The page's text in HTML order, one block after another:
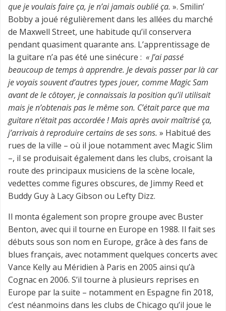
que je voulais faire ça, je n’ai jamais oublié ça. ». Smilin’
Bobby a joué régulièrement dans les allées du marché
de Maxwell Street, une habitude qu’il conservera
pendant quasiment quarante ans. L’apprentissage de
la guitare n’a pas été une sinécure : «J’ai passé
beaucoup de temps à apprendre. Je devais passer par là car
je voyais souvent d’autres types jouer, comme Magic Sam
avant de le côtoyer, je connaissais la position qu’il utilisait
mais je n’obtenais pas le même son. C’était parce que ma
guitare n’était pas accordée ! Mais après avoir maîtrisé ça,
j’arrivais à reproduire certains de ses sons. » Habitué des
rues de la ville – où il joue notamment avec Magic Slim
–, il se produisait également dans les clubs, croisant la
route des principaux musiciens de la scène locale,
vedettes comme figures obscures, de Jimmy Reed et
Buddy Guy à Lacy Gibson ou Lefty Dizz.
Il monta également son propre groupe avec Buster
Benton, avec qui il tourne en Europe en 1988. Il fait ses
débuts sous son nom en Europe, grâce à des fans de
blues français, avec notamment quelques concerts avec
Vance Kelly au Méridien à Paris en 2005 ainsi qu’à
Cognac en 2006. S’il tourne à plusieurs reprises en
Europe par la suite – notamment en Espagne fin 2018,
c’est néanmoins dans les clubs de Chicago qu’il joue le